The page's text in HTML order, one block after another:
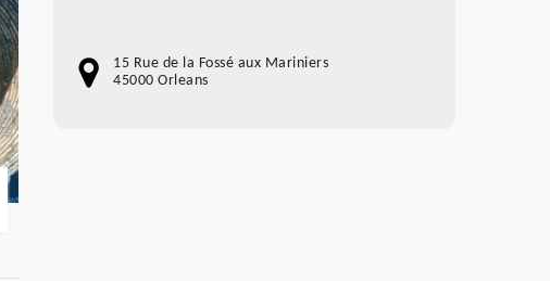
15 Rue de la Fossé aux Mariniers
45000 Orleans